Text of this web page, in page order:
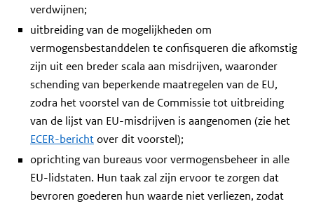
verdwijnen;
uitbreiding van de mogelijkheden om
vermogensbestanddelen te confisqueren die afkomstig
zijn uit een breder scala aan misdrijven, waaronder
schending van beperkende maatregelen van de EU,
zodra het voorstel van de Commissie tot uitbreiding
van de lijst van EU-misdrijven is aangenomen (zie het
ECER-berichtover dit voorstel);
oprichting van bureaus voor vermogensbeheer in alle
EU-lidstaten. Hun taak zal zijn ervoor te zorgen dat
bevroren goederen hun waarde niet verliezen, zodat